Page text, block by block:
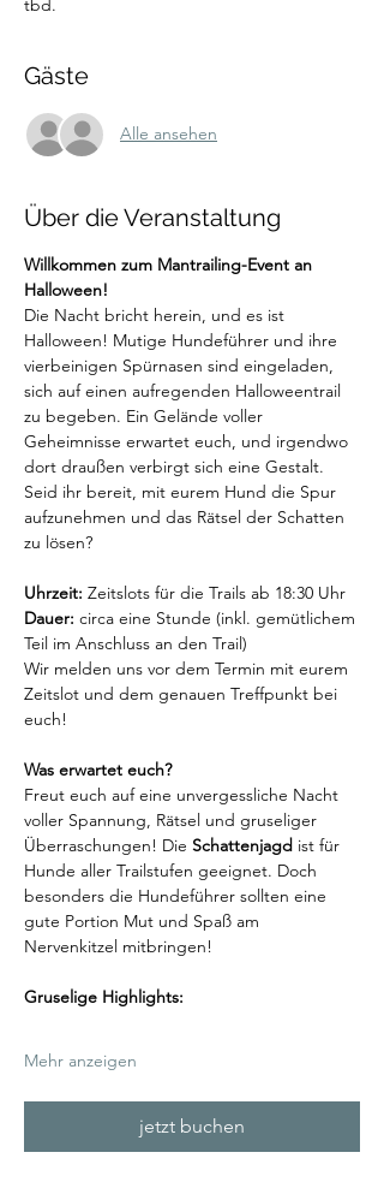
tbd.
Gäste
Alle ansehen
Über die Veranstaltung
Willkommen zum Mantrailing-Event an
Halloween!
Die Nacht bricht herein, und es ist
Halloween! Mutige Hundeführer und ihre
vierbeinigen Spürnasen sind eingeladen,
sich auf einen aufregenden Halloweentrail
zu begeben. Ein Gelände voller
Geheimnisse erwartet euch, und irgendwo
dort draußen verbirgt sich eine Gestalt.
Seid ihr bereit, mit eurem Hund die Spur
aufzunehmen und das Rätsel der Schatten
zu lösen?
Uhrzeit: Zeitslots für die Trails ab 18:30 Uhr
Dauer: circa eine Stunde (inkl. gemütlichem
Teil im Anschluss an den Trail)
Wir melden uns vor dem Termin mit eurem
Zeitslot und dem genauen Treffpunkt bei
euch!
Was erwartet euch?
Freut euch auf eine unvergessliche Nacht
voller Spannung, Rätsel und gruseliger
Überraschungen! Die Schattenjagd ist für
Hunde aller Trailstufen geeignet. Doch
besonders die Hundeführer sollten eine
gute Portion Mut und Spaß am
Nervenkitzel mitbringen!
Gruselige Highlights:
Mehr anzeigen
jetzt buchen